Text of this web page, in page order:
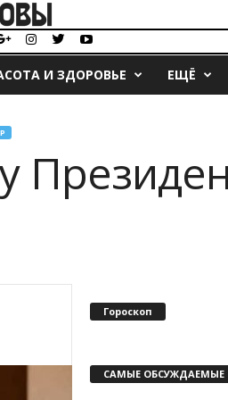
И ЗДОРОВЬЕ ЕЩЁ
Гороскоп
САМЫЕ ОБСУЖДАЕМЫЕ